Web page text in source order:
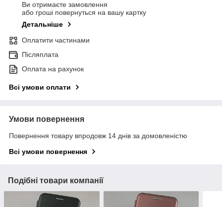
Ви отримаєте замовлення
або гроші повернуться на вашу картку
Детальніше
Оплатити частинами
Післяплата
Оплата на рахунок
Всі умови оплати
Умови повернення
Повернення товару впродовж 14 днів за домовленістю
Всі умови повернення
Подібні товари компанії